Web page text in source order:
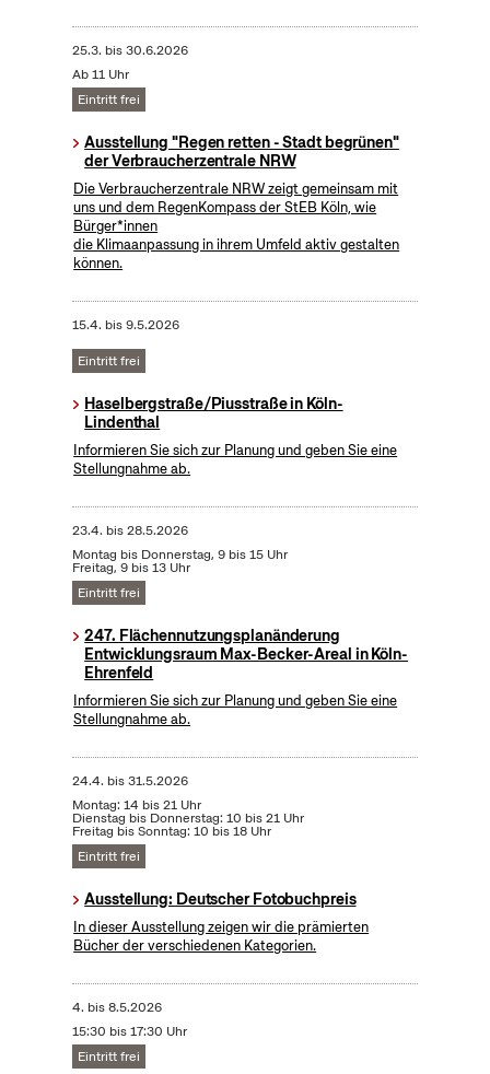
25.3. bis30.6.2026
Ab 11 Uhr
Eintritt frei
Ausstellung "Regen retten - Stadt begrünen"
der Verbraucherzentrale NRW
Die Verbraucherzentrale NRW zeigt gemeinsam mit
uns und dem RegenKompass der StEB Köln, wie
Bürger*innen
die Klimaanpassung in ihrem Umfeld aktiv gestalten
können.
15.4. bis9.5.2026
Eintritt frei
Haselbergstraße/Piusstraße in Köln-
Lindenthal
Informieren Sie sich zur Planung und geben Sie eine
Stellungnahme ab.
23.4. bis28.5.2026
Montag bis Donnerstag, 9 bis 15 Uhr
Freitag, 9 bis 13 Uhr
Eintritt frei
247. Flächennutzungsplanänderung
Entwicklungsraum Max-Becker-Areal in Köln-
Ehrenfeld
Informieren Sie sich zur Planung und geben Sie eine
Stellungnahme ab.
24.4. bis31.5.2026
Montag: 14 bis 21 Uhr
Dienstag bis Donnerstag: 10 bis 21 Uhr
Freitag bis Sonntag: 10 bis 18 Uhr
Eintritt frei
Ausstellung: Deutscher Fotobuchpreis
In dieser Ausstellung zeigen wir die prämierten
Bücher der verschiedenen Kategorien.
4. bis8.5.2026
15:30 bis 17:30 Uhr
Eintritt frei